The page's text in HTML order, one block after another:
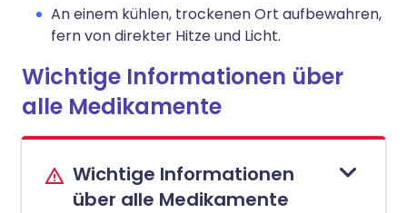
An einem kühlen, trockenen Ort aufbewahren,
fern von direkter Hitze und Licht.
Wichtige Informationen über
alle Medikamente
Wichtige Informationen
über alle Medikamente